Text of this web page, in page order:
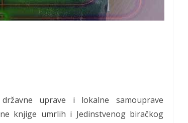
uprave i lokalne samouprave
knjige umrlih i Jedinstvenog biračkog